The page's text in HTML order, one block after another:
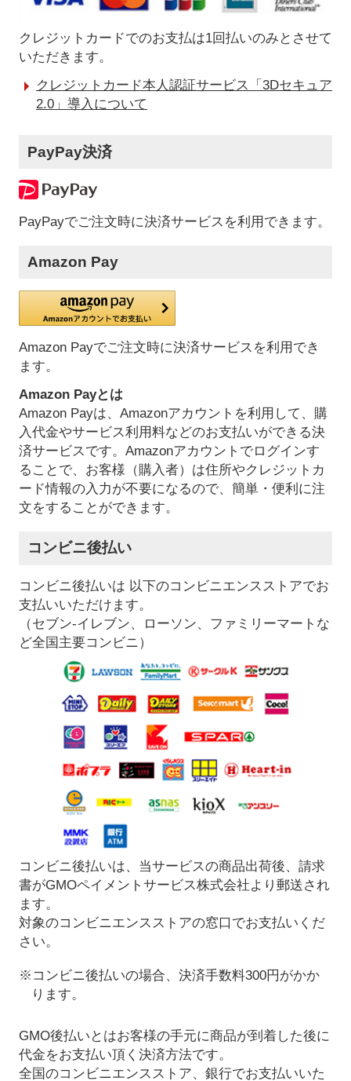
クレジットカードでのお支払は1回払いのみとさせて
いただきます。
クレジットカード本人認証サービス「3Dセキュア
2.0」導入について
PayPay決済
PayPayでご注文時に決済サービスを利用できます。
Amazon Pay
Amazon Payでご注文時に決済サービスを利用でき
ます。
Amazon Payとは
Amazon Payは、Amazonアカウントを利用して、購
入代金やサービス利用料などのお支払いができる決
済サービスです。Amazonアカウントでログインす
ることで、お客様（購入者）は住所やクレジットカ
ード情報の入力が不要になるので、簡単・便利に注
文をすることができます。
コンビニ後払い
コンビニ後払いは 以下のコンビニエンスストアでお
支払いいただけます。
（セブン-イレブン、ローソン、ファミリーマートな
ど全国主要コンビニ）
コンビニ後払いは、当サービスの商品出荷後、請求
書がGMOペイメントサービス株式会社より郵送され
ます。
対象のコンビニエンスストアの窓口でお支払いくだ
さい。
※コンビニ後払いの場合、決済手数料300円がかか
ります。
GMO後払いとはお客様の手元に商品が到着した後に
代金をお支払い頂く決済方法です。
全国のコンビニエンスストア、銀行でお支払いいた